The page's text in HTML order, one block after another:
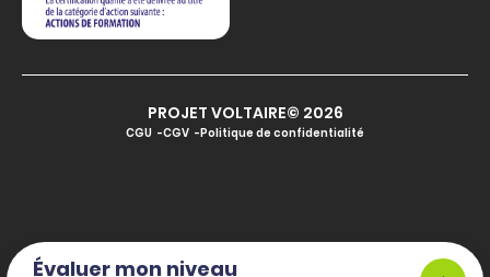
Évaluer mon niveau
PROJET VOLTAIRE© 2026
CGU CGV Politique de confidentialité